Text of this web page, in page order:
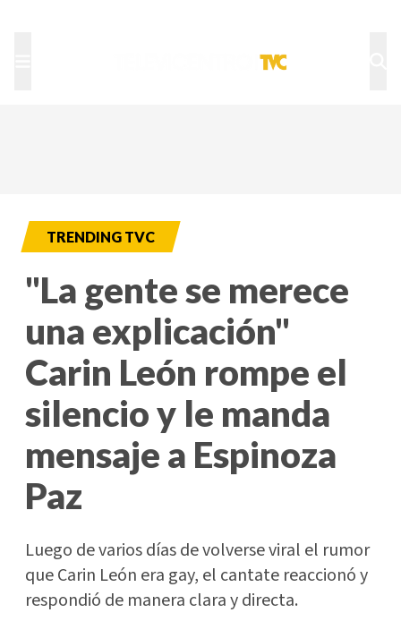
TRENDING TVC
"La gente se merece
una explicación"
Carin León rompe el
silencio y le manda
mensaje a Espinoza
Paz
Luego de varios días de volverse viral el rumor
que Carin León era gay, el cantate reaccionó y
respondió de manera clara y directa.